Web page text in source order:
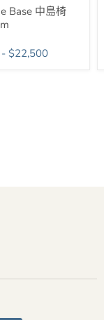
Base 中島椅
- $22,500